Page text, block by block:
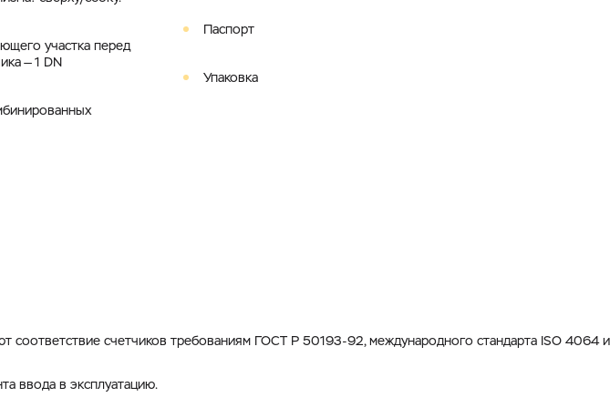
участка перед
— 1 DN
Паспорт
Упаковка
соответствие счетчиков требованиям ГОСТ Р 50193-92, международного стандарта ISO 4064 и
ввода в эксплуатацию.